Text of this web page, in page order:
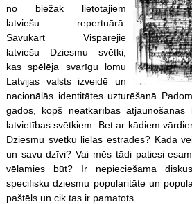
no biežāk lietotajiem
latviešu repertuārā.
Savukārt Vispārējie
latviešu Dziesmu svētki,
kas spēlēja svarīgu lomu
Latvijas valsts izveidē un
nacionālās identitātes uzturēšanā
gados, kopš neatkarības
latvietības svētkiem. Bet ar kādiem
Dziesmu svētku lielās estrādes? Kādā
un savu dzīvi? Vai mēs tādi patiesi
vēlamies būt? Ir nepieciešama
specifisku dziesmu popularitāte un
paštēls un cik tas ir pamatots.